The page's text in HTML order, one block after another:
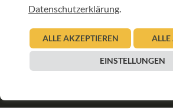
JETZT ONLINE SPENDEN &
SCHENKEN
Datenschutzerklärung
ALLE AKZEPTIEREN
EINSTELLUNGEN